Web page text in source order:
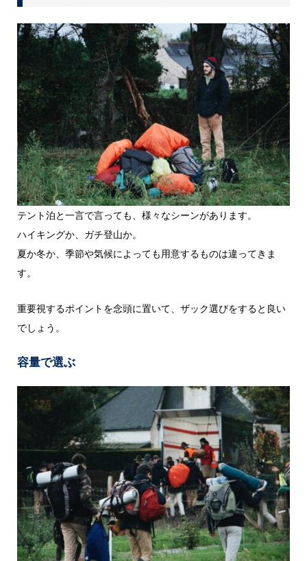
テント泊と一言で言っても、様々なシーンがあります。
ハイキングか、ガチ登山か。
夏か冬か、季節や気候によっても用意するものは違ってきま
す。
重要視するポイントを念頭に置いて、ザック選びをすると良い
でしょう。
容量で選ぶ